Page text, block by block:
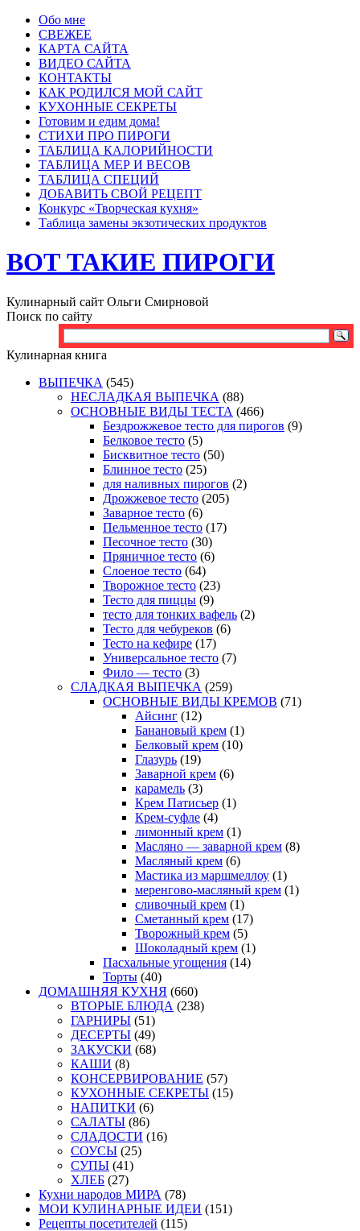
Обо мне
СВЕЖЕЕ
КАРТА САЙТА
ВИДЕО САЙТА
КОНТАКТЫ
КАК РОДИЛСЯ МОЙ САЙТ
КУХОННЫЕ СЕКРЕТЫ
Готовим и едим дома!
СТИХИ ПРО ПИРОГИ
ТАБЛИЦА КАЛОРИЙНОСТИ
ТАБЛИЦА МЕР И ВЕСОВ
ТАБЛИЦА СПЕЦИЙ
ДОБАВИТЬ СВОЙ РЕЦЕПТ
Конкурс «Творческая кухня»
Таблица замены экзотических продуктов
ВОТ ТАКИЕ ПИРОГИ
Кулинарный сайт Ольги Смирновой
Поиск по сайту
Кулинарная книга
ВЫПЕЧКА (545)
НЕСЛАДКАЯ ВЫПЕЧКА (88)
ОСНОВНЫЕ ВИДЫ ТЕСТА (466)
Бездрожжевое тесто для пирогов (9)
Белковое тесто (5)
Бисквитное тесто (50)
Блинное тесто (25)
для наливных пирогов (2)
Дрожжевое тесто (205)
Заварное тесто (6)
Пельменное тесто (17)
Песочное тесто (30)
Пряничное тесто (6)
Слоеное тесто (64)
Творожное тесто (23)
Тесто для пиццы (9)
тесто для тонких вафель (2)
Тесто для чебуреков (6)
Тесто на кефире (17)
Универсальное тесто (7)
Фило — тесто (3)
СЛАДКАЯ ВЫПЕЧКА (259)
ОСНОВНЫЕ ВИДЫ КРЕМОВ (71)
Айсинг (12)
Банановый крем (1)
Белковый крем (10)
Глазурь (19)
Заварной крем (6)
карамель (3)
Крем Патисьер (1)
Крем-суфле (4)
лимонный крем (1)
Масляно — заварной крем (8)
Масляный крем (6)
Мастика из маршмеллоу (1)
меренгово-масляный крем (1)
сливочный крем (1)
Сметанный крем (17)
Творожный крем (5)
Шоколадный крем (1)
Пасхальные угощения (14)
Торты (40)
ДОМАШНЯЯ КУХНЯ (660)
ВТОРЫЕ БЛЮДА (238)
ГАРНИРЫ (51)
ДЕСЕРТЫ (49)
ЗАКУСКИ (68)
КАШИ (8)
КОНСЕРВИРОВАНИЕ (57)
КУХОННЫЕ СЕКРЕТЫ (15)
НАПИТКИ (6)
САЛАТЫ (86)
СЛАДОСТИ (16)
СОУСЫ (25)
СУПЫ (41)
ХЛЕБ (27)
Кухни народов МИРА (78)
МОИ КУЛИНАРНЫЕ ИДЕИ (151)
Рецепты посетителей (115)